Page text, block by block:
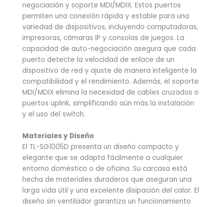
negociación y soporte MDI/MDIX. Estos puertos
permiten una conexión rápida y estable para una
variedad de dispositivos, incluyendo computadoras,
impresoras, cámaras IP y consolas de juegos. La
capacidad de auto-negociación asegura que cada
puerto detecte la velocidad de enlace de un
dispositivo de red y ajuste de manera inteligente la
compatibilidad y el rendimiento. Además, el soporte
MDI/MDIX elimina la necesidad de cables cruzados o
puertos uplink, simplificando aún más la instalación
y el uso del switch.
Materiales y Diseño
El TL-SG1005D presenta un diseño compacto y
elegante que se adapta fácilmente a cualquier
entorno doméstico o de oficina. Su carcasa está
hecha de materiales duraderos que aseguran una
larga vida útil y una excelente disipación del calor. El
diseño sin ventilador garantiza un funcionamiento